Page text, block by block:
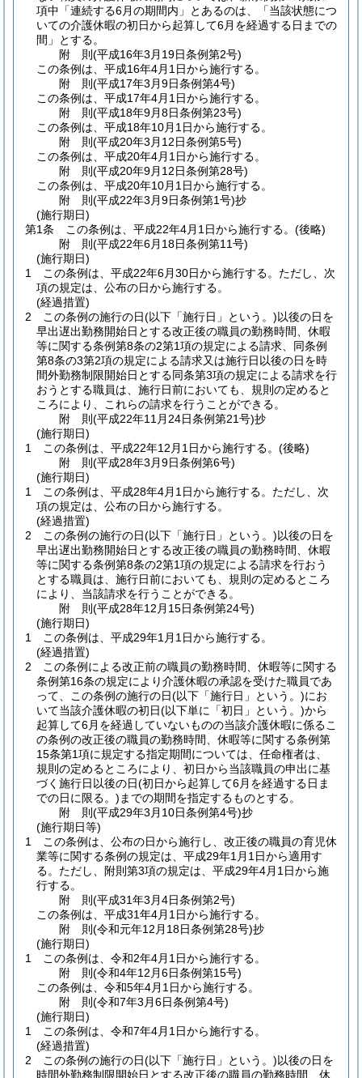
項中「連続する6月の期間内」とあるのは、「当該状態につ
いての介護休暇の初日から起算して6月を経過する日までの
間」とする。
附 則(平成16年3月19日条例第2号)
この条例は、平成16年4月1日から施行する。
附 則(平成17年3月9日条例第4号)
この条例は、平成17年4月1日から施行する。
附 則(平成18年9月8日条例第23号)
この条例は、平成18年10月1日から施行する。
附 則(平成20年3月12日条例第5号)
この条例は、平成20年4月1日から施行する。
附 則(平成20年9月12日条例第28号)
この条例は、平成20年10月1日から施行する。
附 則(平成22年3月9日条例第1号)抄
(施行期日)
第1条
この条例は、平成22年4月1日から施行する。 (後略)
附 則(平成22年6月18日条例第11号)
(施行期日)
1
この条例は、平成22年6月30日から施行する。 ただし、次
項の規定は、公布の日から施行する。
(経過措置)
2
この条例の施行の日(以下「施行日」という。)以後の日を
早出遅出勤務開始日とする改正後の職員の勤務時間、休暇
等に関する条例第8条の2第1項の規定による請求、同条例
第8条の3第2項の規定による請求又は施行日以後の日を時
間外勤務制限開始日とする同条第3項の規定による請求を行
おうとする職員は、施行日前においても、規則の定めると
ころにより、これらの請求を行うことができる。
附 則(平成22年11月24日条例第21号)抄
(施行期日)
1
この条例は、平成22年12月1日から施行する。 (後略)
附 則(平成28年3月9日条例第6号)
(施行期日)
1
この条例は、平成28年4月1日から施行する。 ただし、次
項の規定は、公布の日から施行する。
(経過措置)
2
この条例の施行の日(以下「施行日」という。)以後の日を
早出遅出勤務開始日とする改正後の職員の勤務時間、休暇
等に関する条例第8条の2第1項の規定による請求を行おう
とする職員は、施行日前においても、規則の定めるところ
により、当該請求を行うことができる。
附 則(平成28年12月15日条例第24号)
(施行期日)
1
この条例は、平成29年1月1日から施行する。
(経過措置)
2
この条例による改正前の職員の勤務時間、休暇等に関する
条例第16条の規定により介護休暇の承認を受けた職員であ
って、この条例の施行の日(以下「施行日」という。)にお
いて当該介護休暇の初日(以下単に「初日」という。)から
起算して6月を経過していないものの当該介護休暇に係るこ
の条例の改正後の職員の勤務時間、休暇等に関する条例第
15条第1項に規定する指定期間については、任命権者は、
規則の定めるところにより、初日から当該職員の申出に基
づく施行日以後の日(初日から起算して6月を経過する日ま
での日に限る。) までの期間を指定するものとする。
附 則(平成29年3月10日条例第4号)抄
(施行期日等)
1
この条例は、公布の日から施行し、改正後の職員の育児休
業等に関する条例の規定は、平成29年1月1日から適用す
る。 ただし、附則第3項の規定は、平成29年4月1日から施
行する。
附 則(平成31年3月4日条例第2号)
この条例は、平成31年4月1日から施行する。
附 則(令和元年12月18日条例第28号)抄
(施行期日)
1
この条例は、令和2年4月1日から施行する。
附 則(令和4年12月6日条例第15号)
この条例は、令和5年4月1日から施行する。
附 則(令和7年3月6日条例第4号)
(施行期日)
1
この条例は、令和7年4月1日から施行する。
(経過措置)
2
この条例の施行の日(以下「施行日」という。)以後の日を
時間外勤務制限開始日とする改正後の職員の勤務時間、休